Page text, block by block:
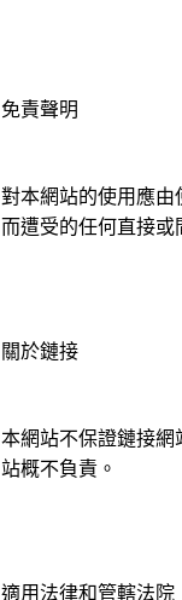
免責聲明
對本網站的使用應
而遭受的任何直接或
關於鏈接
本網站不保證鏈接
站概不負責。
適用法律和管轄法院